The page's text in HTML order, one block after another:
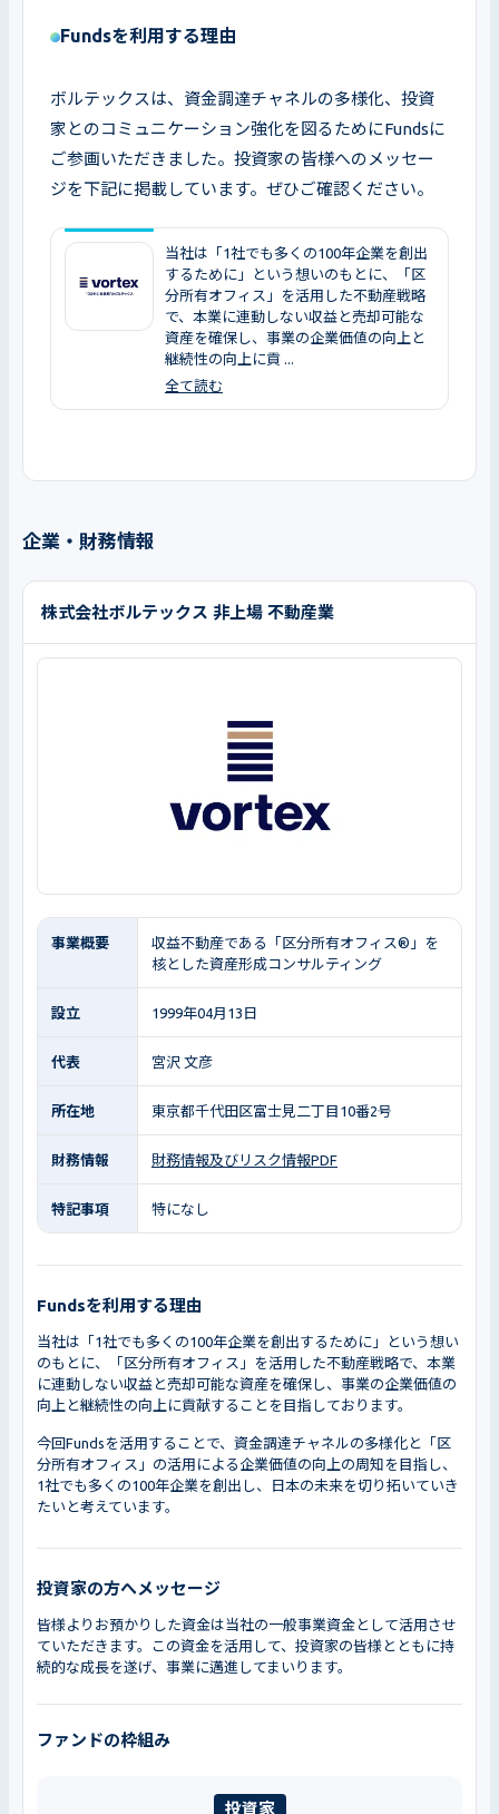
Fundsを利用する理由
ボルテックスは、資金調達チャネルの多様化、投資
家とのコミュニケーション強化を図るためにFundsに
ご参画いただきました。投資家の皆様へのメッセー
ジを下記に掲載しています。ぜひご確認ください。
当社は「1社でも多くの100年企業を創出
するために」という想いのもとに、「区
分所有オフィス」を活用した不動産戦略
で、本業に連動しない収益と売却可能な
資産を確保し、事業の企業価値の向上と
継続性の向上に貢 ...
全て読む
企業・財務情報
株式会社ボルテックス 非上場 不動産業
事業概要
収益不動産である「区分所有オフィス®」を
核とした資産形成コンサルティング
設立 1999年04月13日
代表 宮沢 文彦
所在地 東京都千代田区富士見二丁目10番2号
財務情報 財務情報及びリスク情報PDF
特記事項 特になし
Fundsを利用する理由
当社は「1社でも多くの100年企業を創出するために」という想い
のもとに、「区分所有オフィス」を活用した不動産戦略で、本業
に連動しない収益と売却可能な資産を確保し、事業の企業価値の
向上と継続性の向上に貢献することを目指しております。
今回Fundsを活用することで、資金調達チャネルの多様化と「区
分所有オフィス」の活用による企業価値の向上の周知を目指し、
1社でも多くの100年企業を創出し、日本の未来を切り拓いていき
たいと考えています。
投資家の方へメッセージ
皆様よりお預かりした資金は当社の一般事業資金として活用させ
ていただきます。この資金を活用して、投資家の皆様とともに持
続的な成長を遂げ、事業に邁進してまいります。
ファンドの枠組み
投資家